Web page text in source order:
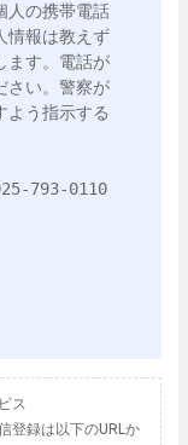
人の携帯電話
情報は教えず
ます。電話が
さい。警察が
よう指示する
793-0110
ス
登録は以下のURLか